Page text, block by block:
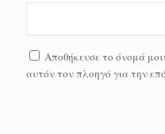
Αποθήκευσε το όνομά
αυτόν τον πλοηγό για την